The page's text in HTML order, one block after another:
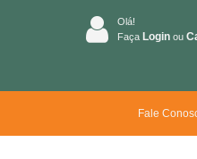
Olá!
Faça Login ou
Fale